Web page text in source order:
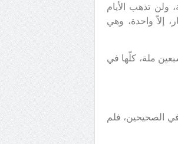
تذهب الأيام
إلاّ واحدة، وهي
ملة، كلّها في
في الصحيحين، فلم